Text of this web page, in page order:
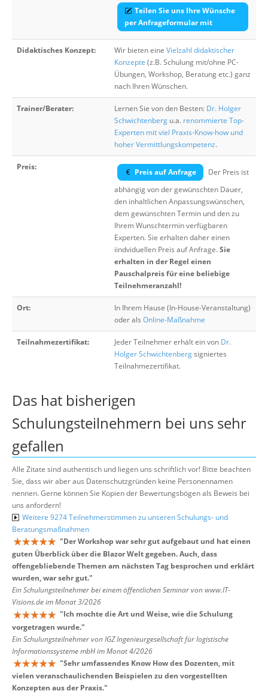
Teilen Sie uns Ihre Wünsche
per Anfrageformular mit
Didaktisches Konzept: Wir bieten eine Vielzahl didaktischer
Konzepte (z.B. Schulung mit/ohne PC-
Übungen, Workshop, Beratung etc.) ganz
nach Ihren Wünschen.
Trainer/Berater: Lernen Sie von den Besten: Dr. Holger
Schwichtenberg u.a. renommierte Top-
Experten mit viel Praxis-Know-how und
hoher Vermittlungskompetenz.
Preis:
Preis auf Anfrage
Der Preis ist
abhängig von der gewünschten Dauer,
den inhaltlichen Anpassungswünschen,
dem gewünschten Termin und den zu
Ihrem Wunschtermin verfügbaren
Experten. Sie erhalten daher einen
iindviduellen Preis auf Anfrage.Sie
erhalten in der Regel einen
Pauschalpreis für eine beliebige
Teilnehmeranzahl!
Ort:
In Ihrem Hause (In-House-Veranstaltung)
oder als Online-Maßnahme
Teilnahmezertifikat: Jeder Teilnehmer erhält ein von Dr.
Holger Schwichtenbergsigniertes
Teilnahmezertifikat.
Das hat bisherigen
Schulungsteilnehmern bei uns sehr
gefallen
Alle Zitate sind authentisch und liegen uns schriftlich vor! Bitte beachten
Sie, dass wir aber aus Datenschutzgründen keine Personennamen
nennen. Gerne können Sie Kopien der Bewertungsbögen als Beweis bei
uns anfordern!
Weitere 9274 Teilnehmerstimmen zu unseren Schulungs- und
Beratungsmaßnahmen
"Der Workshop war sehr gut aufgebaut und hat einen
guten Überblick über die Blazor Welt gegeben. Auch, dass
offengebliebende Themen am nächsten Tag besprochen und erklärt
wurden, war sehr gut."
Ein Schulungsteilnehmer bei einem öffentlichen Seminar von www.IT-
Visions.de im Monat 3/2026
"Ich mochte die Art und Weise, wie die Schulung
vorgetragen wurde."
Ein Schulungsteilnehmer von IGZ Ingenieurgesellschaft für logistische
Informationssysteme mbH im Monat 4/2026
"Sehr umfassendes Know How des Dozenten, mit
vielen veranschaulichenden Beispielen zu den vorgestellten
Konzepten aus der Praxis."